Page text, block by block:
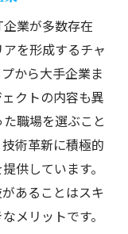
業が多数存在
を形成するチャ
から大手企業ま
クトの内容も異
職場を選ぶこと
術革新に積極的
供しています。
あることはスキ
メリットです。